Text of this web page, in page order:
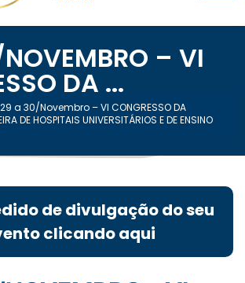
– VI
DA ...
29 a 30/Novembro – VI CONGRESSO DA
DE HOSPITAIS UNIVERSITÁRIOS E DE ENSINO
de divulgação do seu
clicando aqui